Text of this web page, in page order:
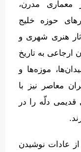
مدرن،
حوزه خلیج
هنری شهری و
ارجاعی به تاریخ
موزه‌ها و
معاصر نیز با
دلّه را در
.
عادات نوشیدن